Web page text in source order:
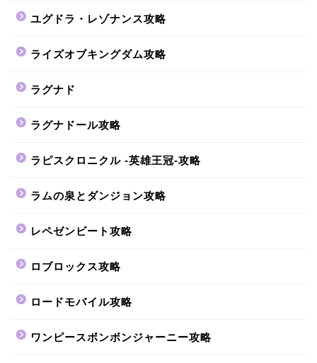
ユグドラ・レゾナンス攻略
ライズオブキングダム攻略
ラグナド
ラグナドール攻略
ラピスクロニクル -英雄王冠-攻略
ラムの泉とダンジョン攻略
レペゼンビート攻略
ロブロックス攻略
ロードモバイル攻略
ワンピースボンボンジャーニー攻略